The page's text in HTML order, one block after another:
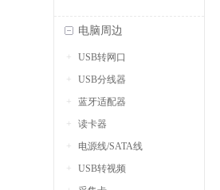
电脑周边
USB转网口
USB分线器
蓝牙适配器
读卡器
电源线/SATA线
USB转视频